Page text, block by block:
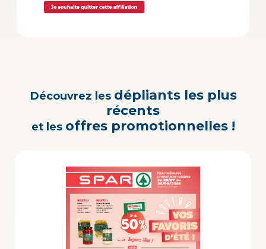
Découvrez les dépliants les plus
récents
et les offres promotionnelles !